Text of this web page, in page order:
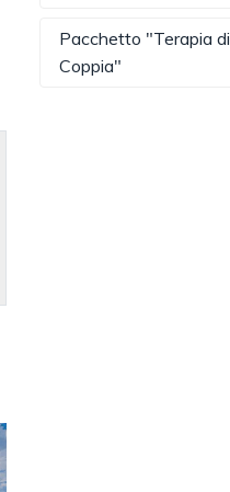
Pacchetto "Terapia di
Coppia"